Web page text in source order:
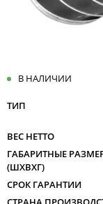
В НАЛИЧИИ
ТИП
ВЕС НЕТТО
ГАБАРИТНЫЕ
(ШXВXГ)
СРОК ГАРАНТИИ